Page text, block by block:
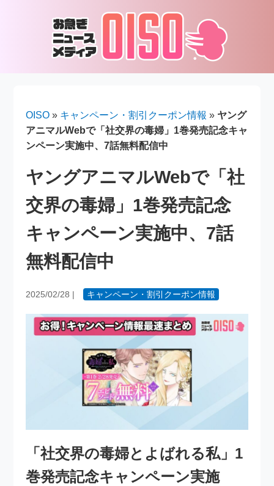
OISO » キャンペーン・割引クーポン情報 » ヤング
アニマルWebで「社交界の毒婦」1巻発売記念キャ
ンペーン実施中、7話無料配信中
ヤングアニマルWebで「社
交界の毒婦」1巻発売記念
キャンペーン実施中、7話
無料配信中
2025/02/28 | キャンペーン・割引クーポン情報
「社交界の毒婦とよばれる私」1
巻発売記念キャンペーン実施